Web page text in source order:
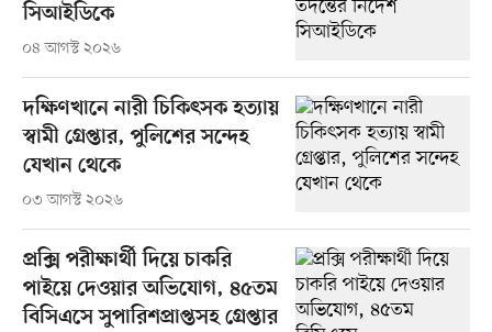
সিআইডিকে
০৪ আগস্ট ২০২৬
দক্ষিণখানে নারী চিকিৎসক হত্যায়
স্বামী গ্রেপ্তার, পুলিশের সন্দেহ
যেখান থেকে
০৩ আগস্ট ২০২৬
প্রক্সি পরীক্ষার্থী দিয়ে চাকরি
পাইয়ে দেওয়ার অভিযোগ, ৪৫তম
বিসিএসে সুপারিশপ্রাপ্তসহ গ্রেপ্তার